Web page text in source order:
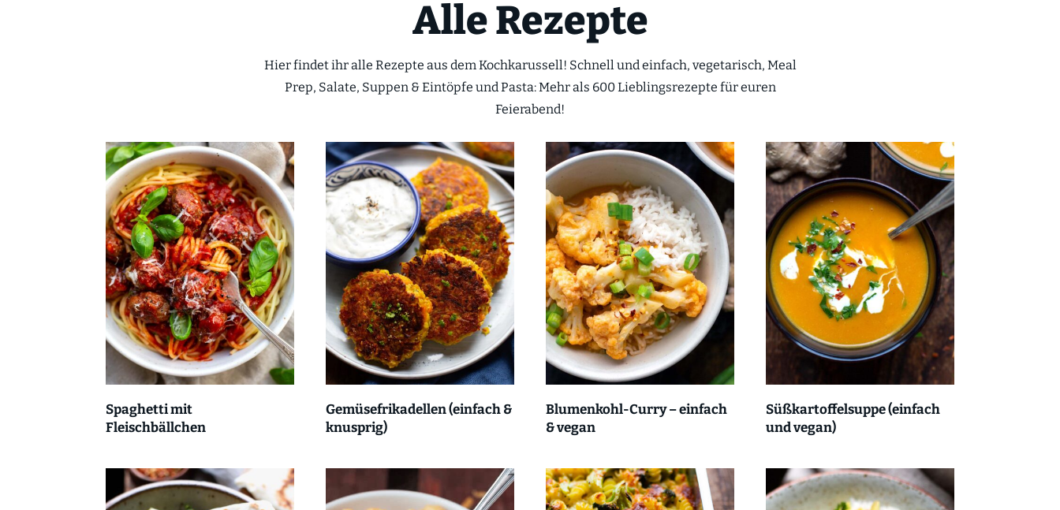
Alle Rezepte
Hier findet ihr alle Rezepte aus dem Kochkarussell! Schnell und einfach, vegetarisch, Meal
Prep, Salate, Suppen & Eintöpfe und Pasta: Mehr als 600 Lieblingsrezepte für euren
Feierabend!
Spaghetti mit
Fleischbällchen
Gemüsefrikadellen (einfach &
knusprig)
Blumenkohl-Curry – einfach
& vegan
Süßkartoffelsuppe (einfach
und vegan)